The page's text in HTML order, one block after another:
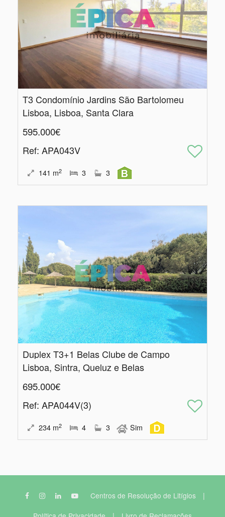
T3 Condomínio Jardins São Bartolomeu
Lisboa, Lisboa, Santa Clara
595.000€
Ref: APA043V
141 m2 3 3
Duplex T3+1 Belas Clube de Campo
Lisboa, Sintra, Queluz e Belas
695.000€
Ref: APA044V(3)
234 m2 4 3 Sim
Centros de Resolução de Litígios |